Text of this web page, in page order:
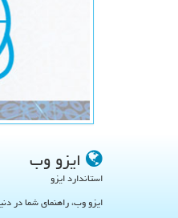
ایزو وب
استاندارد ایزو
ایزو وب، راهنمای شما در